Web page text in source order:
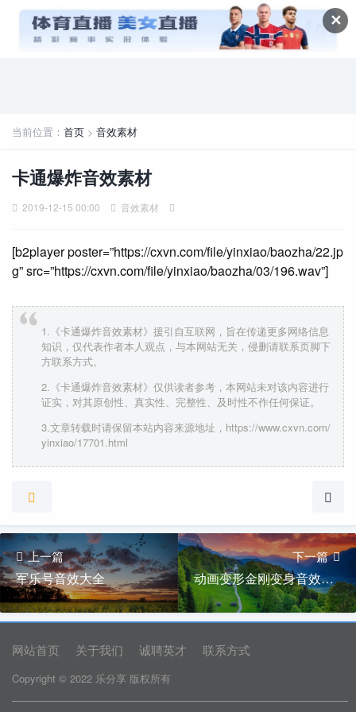
✕
当前位置： 首页 > 音效素材
卡通爆炸音效素材
2019-12-15 00:00 音效素材
[b2player poster=”https://cxvn.com/file/yinxiao/baozha/22.jp
g” src=”https://cxvn.com/file/yinxiao/baozha/03/196.wav”]
1.《卡通爆炸音效素材》援引自互联网，旨在传递更多网络信息
知识，仅代表作者本人观点，与本网站无关，侵删请联系页脚下
方联系方式。
2.《卡通爆炸音效素材》仅供读者参考，本网站未对该内容进行
证实，对其原创性、真实性、完整性、及时性不作任何保证。
3.文章转载时请保留本站内容来源地址，https://www.cxvn.com/
yinxiao/17701.html
上一篇
军乐号音效大全
下一篇
动画变形金刚变身音效素材下载
网站首页 关于我们 诚聘英才 联系方式
Copyright © 2022 乐分享 版权所有